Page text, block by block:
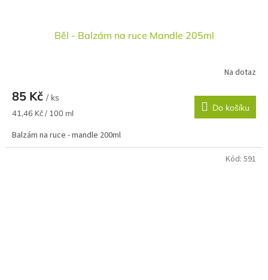
Běl - Balzám na ruce Mandle 205ml
Na dotaz
85 Kč / ks
Měrná
41,46 Kč / 100 ml Do košíku
Balzám na ruce - mandle 200ml
Kód: 591